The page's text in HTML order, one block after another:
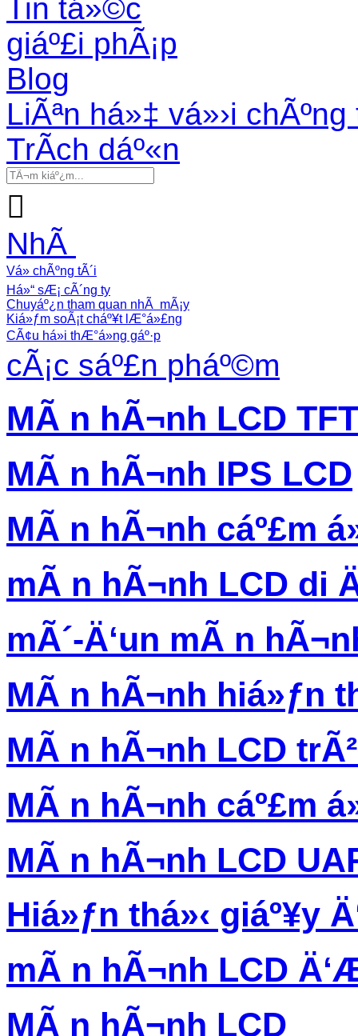
Tin tá»©c
giáº£i phÃ¡p
Blog
LiÃªn há»‡ vá»›i chÃºng
TrÃ­ch dáº«n

NhÃ
Vá» chÃºng tÃ´i
Há»“ sÆ¡ cÃ´ng ty
Chuyáº¿n tham quan nhÃ mÃ¡y
Kiá»ƒm soÃ¡t cháº¥t lÆ°á»£ng
CÃ¢u há»i thÆ°á»ng gáº·p
cÃ¡c sáº£n pháº©m
MÃ n hÃ¬nh LCD TFT
MÃ n hÃ¬nh IPS LCD
MÃ n hÃ¬nh cáº£m
mÃ n hÃ¬nh LCD di
mÃ´-Ä‘un mÃ n
MÃ n hÃ¬nh hiá»ƒn
MÃ n hÃ¬nh LCD
MÃ n hÃ¬nh cáº£m
MÃ n hÃ¬nh LCD
Hiá»ƒn thá»‹ giáº¥y
mÃ n hÃ¬nh LCD
MÃ n hÃ¬nh LCD